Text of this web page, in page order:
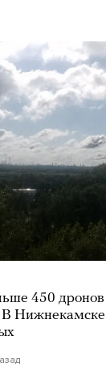
450 дронов
В